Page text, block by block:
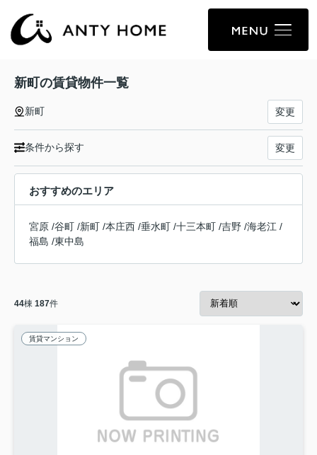
新町の賃貸物件一覧
新町 変更
条件から探す 変更
おすすめのエリア
宮原 /谷町 /新町 /本庄西 /垂水町 /十三本町 /吉野 /海老江 /
福島 /東中島
44棟 187件
賃貸マンション